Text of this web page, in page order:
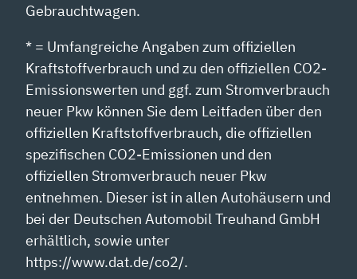
Gebrauchtwagen.
* = Umfangreiche Angaben zum offiziellen
Kraftstoffverbrauch und zu den offiziellen CO2-
Emissionswerten und ggf. zum Stromverbrauch
neuer Pkw können Sie dem Leitfaden über den
offiziellen Kraftstoffverbrauch, die offiziellen
spezifischen CO2-Emissionen und den
offiziellen Stromverbrauch neuer Pkw
entnehmen. Dieser ist in allen Autohäusern und
bei der Deutschen Automobil Treuhand GmbH
erhältlich, sowie unter
https://www.dat.de/co2/.